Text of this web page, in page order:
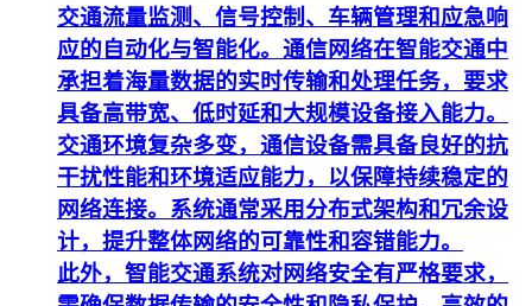
交通流量监测、信号控制、车辆管理和应急响
应的自动化与智能化。通信网络在智能交通中
承担着海量数据的实时传输和处理任务，要求
具备高带宽、低时延和大规模设备接入能力。
交通环境复杂多变，通信设备需具备良好的抗
干扰性能和环境适应能力，以保障持续稳定的
网络连接。系统通常采用分布式架构和冗余设
计，提升整体网络的可靠性和容错能力。
此外，智能交通系统对网络安全有严格要求，